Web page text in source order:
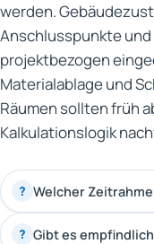
werden.
Anschlusspunkte
projektbezogen
Materialablage und
Räumen sollten früh
Kalkulationslogik
? Welcher
? Gibt es